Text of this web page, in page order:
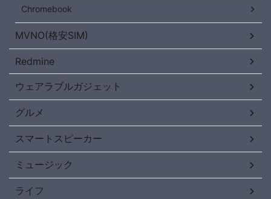
Chromebook
MVNO(格安SIM)
Redmine
ウェアラブルガジェット
グルメ
スマートスピーカー
ミュージック
ライフ